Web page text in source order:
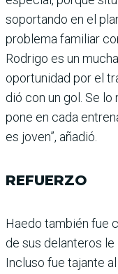
soportando en el
problema familiar
Rodrigo es un
oportunidad por el
dió con un gol. Se
pone en cada
es joven”, añadió.
REFUERZO
Haedo también fue
de sus delanteros le
Incluso fue tajante